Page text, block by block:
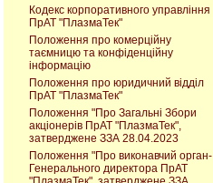
Кодекс корпоративного управління
ПрАТ "ПлазмаТек"
Положення про комерційну
таємницю та конфіденційну
інформацію
Положення про юридичний відділ
ПрАТ "ПлазмаТек"
Положення "Про Загальні Збори
акціонерів ПрАТ "ПлазмаТек",
затверджене ЗЗА 28.04.2023
Положення "Про виконавчий орган-
Генерального директора ПрАТ